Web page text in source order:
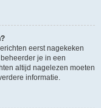
eerst nagekeken
je in een
altijd nagelezen moeten
informatie.